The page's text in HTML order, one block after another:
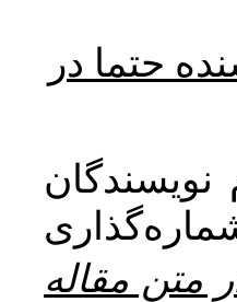
حتما در
متن مقاله